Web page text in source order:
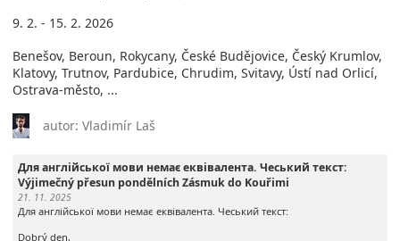
9. 2. - 15. 2. 2026
Benešov, Beroun, Rokycany, České Budějovice, Český Krumlov,
Klatovy, Trutnov, Pardubice, Chrudim, Svitavy, Ústí nad Orlicí,
Ostrava-město, ...
autor: Vladimír Laš
Для англійської мови немає еквівалента. Чеський текст:
Výjimečný přesun pondělních Zásmuk do Kouřimi
21. 11. 2025
Для англійської мови немає еквівалента. Чеський текст:
Dobrý den,